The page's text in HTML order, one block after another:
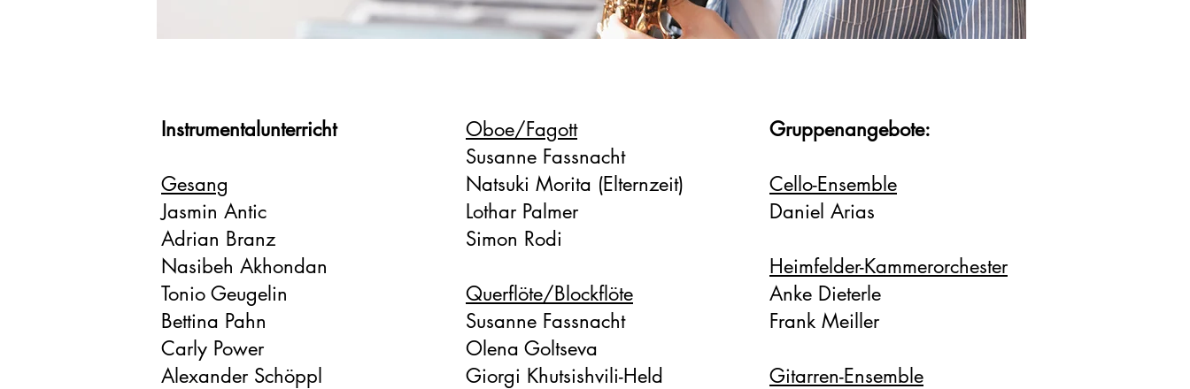
Instrumentalunterricht
Gesang
Jasmin Antic
Adrian Branz
Nasibeh Akhondan
Tonio Geugelin
Bettina Pahn
Carly Power
Alexander Schöppl
Oboe/Fagott
Susanne Fassnacht
Natsuki Morita (Elternzeit)
Lothar Palmer
Simon Rodi
Querflöte/Blockflöte
Susanne Fassnacht
Olena Goltseva
Giorgi Khutsishvili-Held
Gruppenangebote:
Cello-Ensemble
Daniel Arias
Heimfelder-Kammerorchester
Anke Dieterle
Frank Meiller
Gitarren-Ensemble